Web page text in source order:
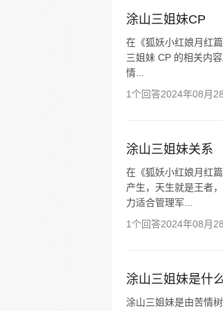
涂山三姐妹CP
在《狐妖小红娘月红
三姐妹 CP 的相关内
情...
1个回答2024年08月
涂山三姐妹关系
在《狐妖小红娘月红
产生，天生就是王者
力适合管理军...
1个回答2024年08月
涂山三姐妹是什
涂山三姐妹是由苦情